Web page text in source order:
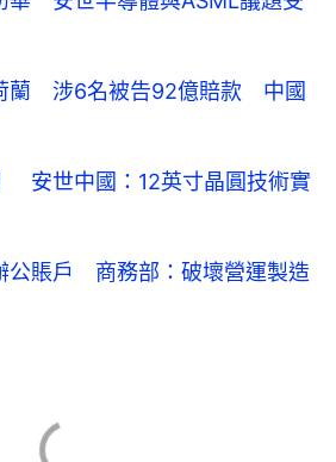
蘭 涉6名被告92億賠款 中國
安世中國：12英寸晶圓技術實
公賬戶 商務部：破壞營運製造